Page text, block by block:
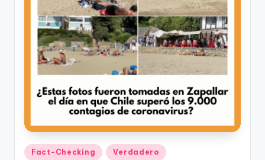
Publicado
Fact-Checking Verdadero